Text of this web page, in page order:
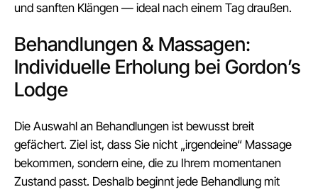
und sanften Klängen — ideal nach einem Tag draußen.
Behandlungen & Massagen:
Individuelle Erholung bei Gordon’s
Lodge
Die Auswahl an Behandlungen ist bewusst breit
gefächert. Ziel ist, dass Sie nicht „irgendeine“ Massage
bekommen, sondern eine, die zu Ihrem momentanen
Zustand passt. Deshalb beginnt jede Behandlung mit